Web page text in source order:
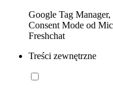
Google Tag
Consent Mode od
Freshchat
Treści zewnętrzne